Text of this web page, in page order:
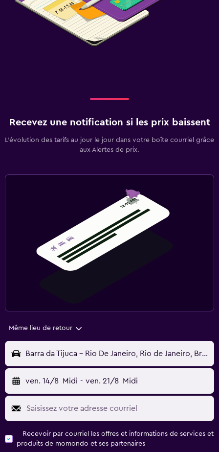
Recevez une notification si les prix baissent
L’évolution des tarifs au jour le jour dans votre boîte courriel grâce
aux Alertes de prix.
Même lieu de retour
Barra da Tijuca - Rio De Janeiro, Rio de Janeiro, Brésil
ven. 14/8 Midi - ven. 21/8 Midi
Recevoir par courriel les offres et informations de services et
produits de momondo et ses partenaires